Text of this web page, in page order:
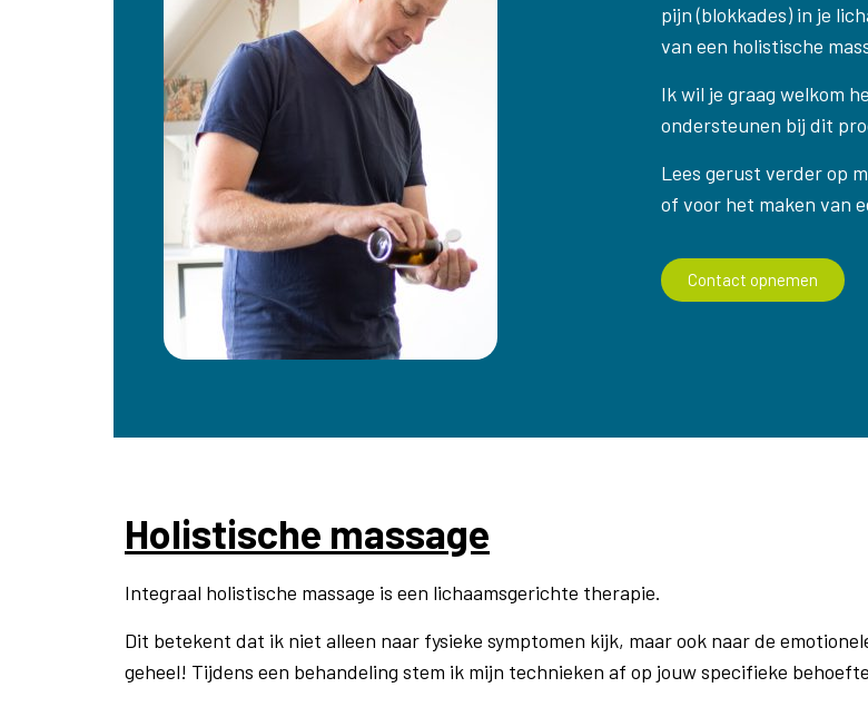
pijn (blokkades) in je
van een holistische
Ik wil je graag welkom
ondersteunen bij dit
Lees gerust verder op
of voor het maken van
Contact opnemen
Holistische massage
Integraal holistische massage is een lichaamsgerichte therapie.
Dit betekent dat ik niet alleen naar fysieke symptomen kijk, maar ook naar de
geheel! Tijdens een behandeling stem ik mijn technieken af op jouw specifieke